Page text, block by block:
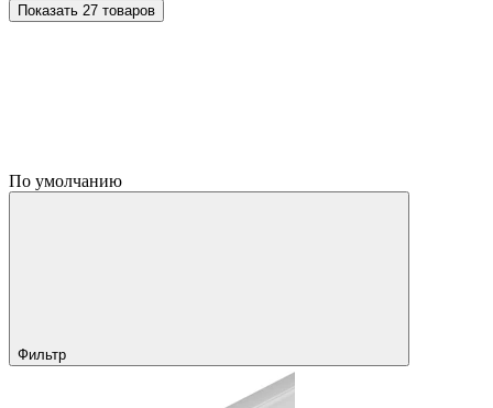
Показать 27 товаров
По умолчанию
Фильтр